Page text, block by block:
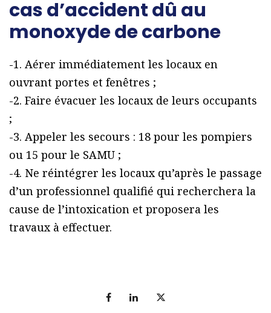
cas d’accident dû au
monoxyde de carbone
-1. Aérer immédiatement les locaux en
ouvrant portes et fenêtres ;
-2. Faire évacuer les locaux de leurs occupants
;
-3. Appeler les secours : 18 pour les pompiers
ou 15 pour le SAMU ;
-4. Ne réintégrer les locaux qu’après le passage
d’un professionnel qualifié qui recherchera la
cause de l’intoxication et proposera les
travaux à effectuer.